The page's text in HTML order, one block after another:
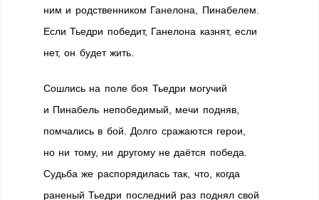
ним и родственником Ганелона, Пинабелем.
Если Тьедри победит, Ганелона казнят, если
нет, он будет жить.
Сошлись на поле боя Тьедри могучий
и Пинабель непобедимый, мечи подняв,
помчались в бой. Долго сражаются герои,
но ни тому, ни другому не даётся победа.
Судьба же распорядилась так, что, когда
раненый Тьедри последний раз поднял свой